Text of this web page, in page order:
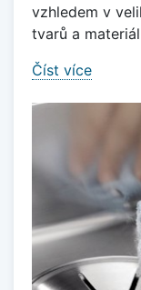
vzhledem v
tvarů a
Číst více